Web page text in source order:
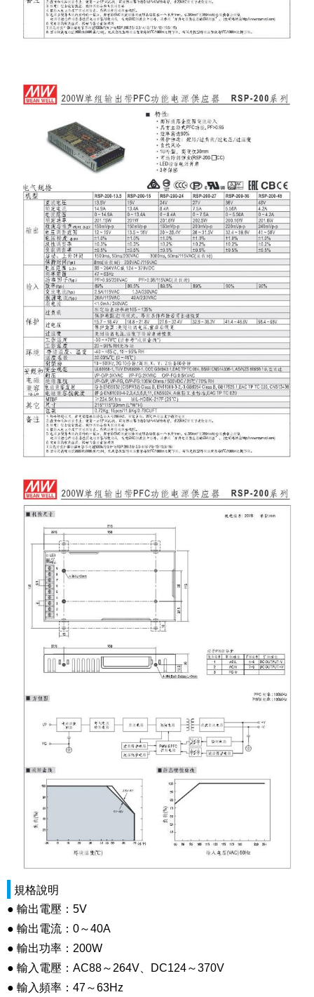
規格說明
● 輸出電壓：5V
● 輸出電流：0～40A
● 輸出功率：200W
● 輸入電壓：AC88～264V、DC124～370V
● 輸入頻率：47～63Hz